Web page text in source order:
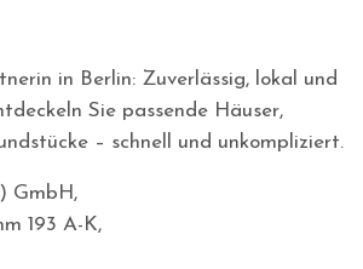
in Berlin: Zuverlässig, lokal und
Sie passende Häuser,
– schnell und unkompliziert.
GmbH,
193 A-K,